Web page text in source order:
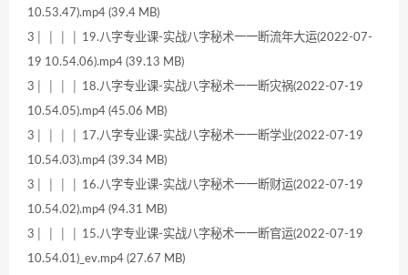
10.53.47).mp4 (39.4 MB)
3│ │ │ │ 19.八字专业课-实战八字秘术一一断流年大运(2022-07-
19 10.54.06).mp4 (39.13 MB)
3│ │ │ │ 18.八字专业课-实战八字秘术一一断灾祸(2022-07-19
10.54.05).mp4 (45.06 MB)
3│ │ │ │ 17.八字专业课-实战八字秘术一一断学业(2022-07-19
10.54.03).mp4 (39.34 MB)
3│ │ │ │ 16.八字专业课-实战八字秘术一一断财运(2022-07-19
10.54.02).mp4 (94.31 MB)
3│ │ │ │ 15.八字专业课-实战八字秘术一一断官运(2022-07-19
10.54.01)_ev.mp4 (27.67 MB)